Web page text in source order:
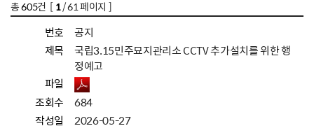
총605건 [ 1/ 61 페이지 ]
번호
공지
제목
국립3.15민주묘지관리소 CCTV 추가설치를 위한 행
정예고
파일
조회수
684
작성일
2026-05-27